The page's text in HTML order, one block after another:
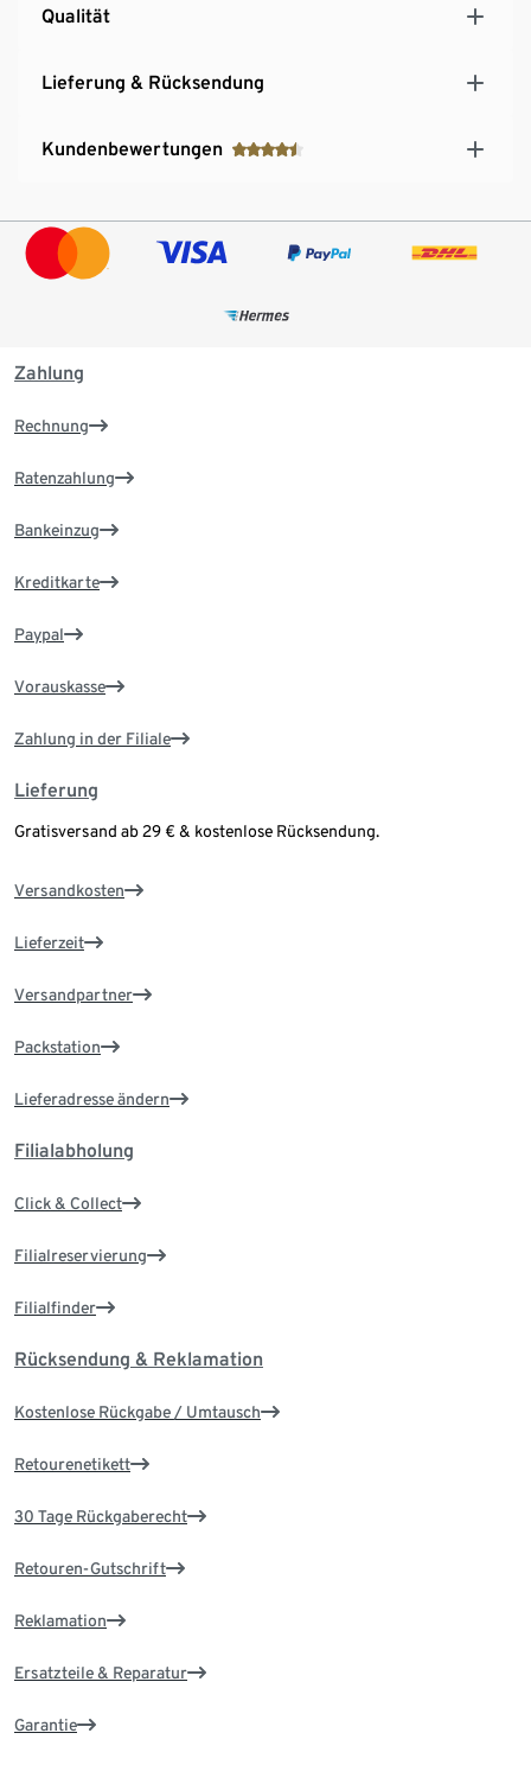
Qualität
Lieferung & Rücksendung
Kundenbewertungen
Zahlung
Rechnung
Ratenzahlung
Bankeinzug
Kreditkarte
Paypal
Vorauskasse
Zahlung in der Filiale
Lieferung
Gratisversand ab 29 € & kostenlose Rücksendung.
Versandkosten
Lieferzeit
Versandpartner
Packstation
Lieferadresse ändern
Filialabholung
Click & Collect
Filialreservierung
Filialfinder
Rücksendung & Reklamation
Kostenlose Rückgabe / Umtausch
Retourenetikett
30 Tage Rückgaberecht
Retouren-Gutschrift
Reklamation
Ersatzteile & Reparatur
Garantie